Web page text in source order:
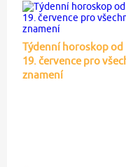
Týdenní horoskop od
19. července pro
znamení